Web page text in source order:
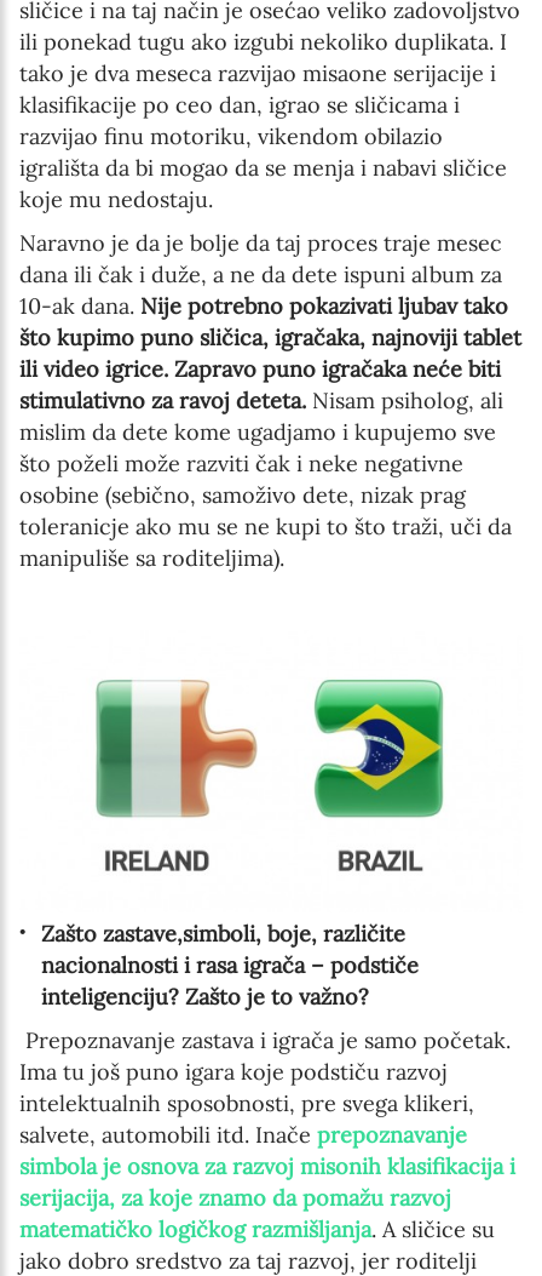
sličice i na taj način je osećao veliko zadovoljstvo
ili ponekad tugu ako izgubi nekoliko duplikata. I
tako je dva meseca razvijao misaone serijacije i
klasifikacije po ceo dan, igrao se sličicama i
razvijao finu motoriku, vikendom obilazio
igrališta da bi mogao da se menja i nabavi sličice
koje mu nedostaju.
Naravno je da je bolje da taj proces traje mesec
dana ili čak i duže, a ne da dete ispuni album za
10-ak dana. Nije potrebno pokazivati ljubav tako
što kupimo puno sličica, igračaka, najnoviji tablet
ili video igrice. Zapravo puno igračaka neće biti
stimulativno za ravoj deteta. Nisam psiholog, ali
mislim da dete kome ugadjamo i kupujemo sve
što poželi može razviti čak i neke negativne
osobine (sebično, samoživo dete, nizak prag
toleranicje ako mu se ne kupi to što traži, uči da
manipuliše sa roditeljima).
Zašto zastave,simboli, boje, različite
nacionalnosti i rasa igrača – podstiče
inteligenciju? Zašto je to važno?
Prepoznavanje zastava i igrača je samo početak.
Ima tu još puno igara koje podstiču razvoj
intelektualnih sposobnosti, pre svega klikeri,
salvete, automobili itd. Inače prepoznavanje
simbola je osnova za razvoj misonih klasifikacija i
serijacija, za koje znamo da pomažu razvoj
matematičko logičkog razmišljanja. A sličice su
jako dobro sredstvo za taj razvoj, jer roditelji